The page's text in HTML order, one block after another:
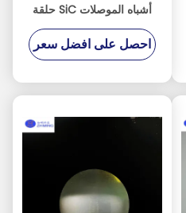
أشباه الموصلات SiC حلقة
SiC SiC الكترود الجاف
الحفر
احصل على افضل سعر